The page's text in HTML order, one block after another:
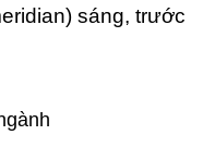
sáng, trước